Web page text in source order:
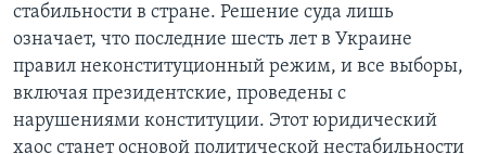
стабильности в стране. Решение суда лишь
означает, что последние шесть лет в Украине
правил неконституционный режим, и все выборы,
включая президентские, проведены с
нарушениями конституции. Этот юридический
хаос станет основой политической нестабильности